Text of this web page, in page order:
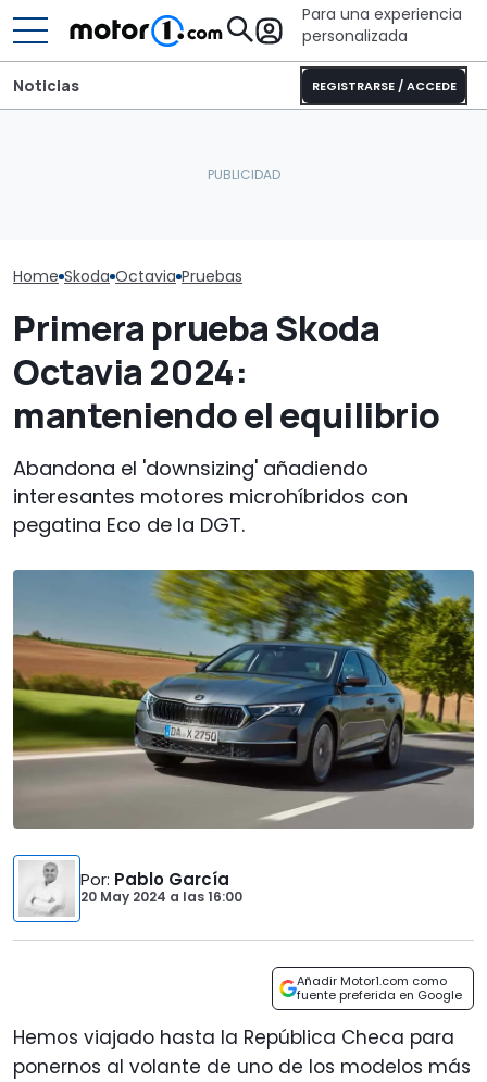
Para una experiencia
personalizada
REGISTRARSE / ACCEDE
Noticias
Home Skoda Octavia Pruebas
Primera prueba Skoda
Octavia 2024:
manteniendo el equilibrio
Abandona el 'downsizing' añadiendo
interesantes motores microhíbridos con
pegatina Eco de la DGT.
Por: Pablo García
20 May 2024 a las16:00
Añadir Motor1.com como
fuente preferida en Google
Hemos viajado hasta la República Checa para
ponernos al volante de uno de los modelos más